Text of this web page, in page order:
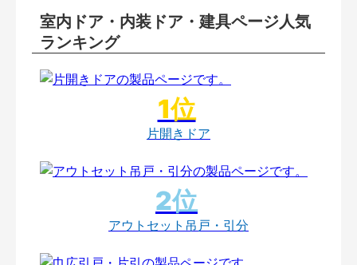
室内ドア・内装ドア・建具ページ人気
ランキング
片開きドア
アウトセット吊戸・引分